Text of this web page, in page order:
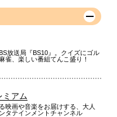
放送局『BS10』。クイズにゴル
雀、楽しい番組てんこ盛り！
ミアム
映画や音楽をお届けする、大人
タテインメントチャンネル